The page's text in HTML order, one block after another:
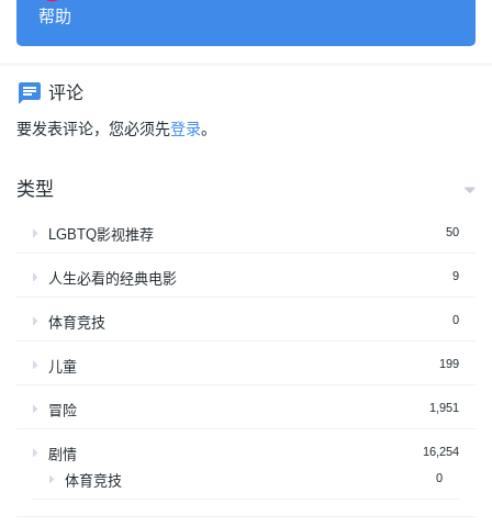
帮助
评论
要发表评论，您必须先登录。
类型
LGBTQ影视推荐 50
人生必看的经典电影 9
体育竞技 0
儿童 199
冒险 1,951
剧情 16,254
体育竞技 0